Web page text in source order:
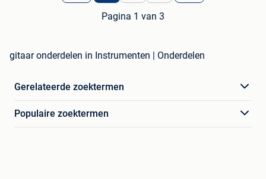
Pagina 1 van 3
gitaar onderdelen in Instrumenten | Onderdelen
Gerelateerde zoektermen
Populaire zoektermen